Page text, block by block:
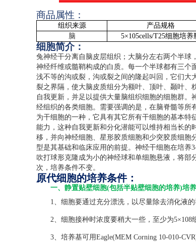
商品属性：
组织来源 产品规格
脑
5×105cells/T25细胞培养
细胞简介：
兔神经干分离自脑皮层组织；大脑分左右两个半
神经纤维或髓鞘构成的白质。每一个半球都有三个
浅不等的沟或裂，沟或裂之间的隆起叫回，它们
裂之界隔，使大脑皮质组分为额叶、顶叶、颞叶
自我更新，并足以提供大量脑组织细胞的细胞群
经组织的各类细胞。需要强调的是，在脑脊髓等
为干细胞的一种，它具有其它所有干细胞的基本
能力，这种自我更新和分化潜能可以维持相当长
移，并向神经细胞、星形胶质细胞和少突胶质细
型是其基础和临床应用的前提。神经干细胞在培养
吹打球形克隆成为小的神经球和单细胞悬液，将部
次，培养条件不变。
原代细胞的培养条件：
一、静置贴壁细胞(包括半贴壁细胞的培养)培养
1、细胞要通过充分漂洗，以尽量除去消化液的
2、细胞接种时浓度要稍大一些，至少为5×108
3、培养基可用Eagle(MEM Corning 10-010-